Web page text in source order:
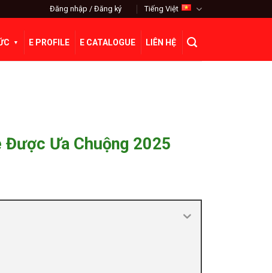
Đăng nhập / Đăng ký Tiếng Việt
E PROFILE E CATALOGUE LIÊN HỆ
Ưa Chuộng 2025